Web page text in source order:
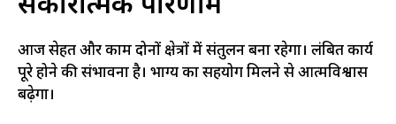
आज सेहत और काम दोनों क्षेत्रों में संतुलन बना रहेगा। लंबित कार्य
पूरे होने की संभावना है। भाग्य का सहयोग मिलने से आत्मविश्वास
बढ़ेगा।